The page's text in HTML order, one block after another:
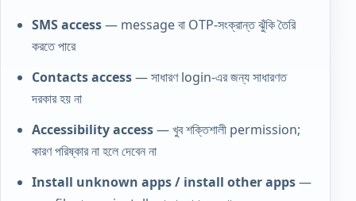
SMS access— message বা OTP-সংক্রান্ত ঝুঁকি তৈরি
করতে পারে
Contacts access— সাধারণ login-এর জন্য সাধারণত
দরকার হয় না
Accessibility access— খুব শক্তিশালী permission;
কারণ পরিষ্কার না হলে দেবেন না
Install unknown apps / install other apps—